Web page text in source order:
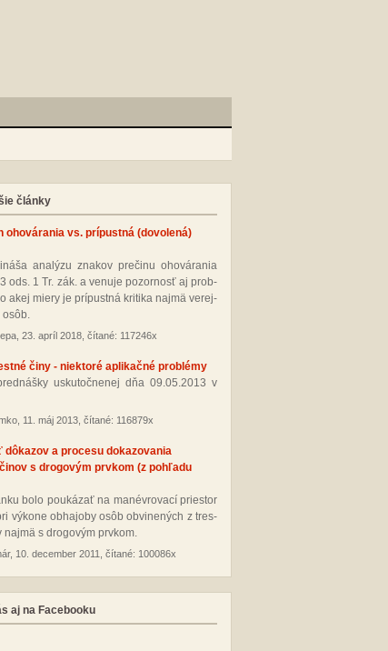
články
ohovárania vs. prípustná (dovolená)
ana­lý­zu zna­kov pre­či­nu oho­vá­ra­nia
ods. 1 Tr. zák. a ve­nu­je po­zor­nosť aj prob­
akej mie­ry je prí­pus­tná kri­ti­ka naj­mä ve­rej­
osôb.
23. apríl 2018, čítané: 117246x
činy - niektoré aplikačné problémy
us­ku­toč­ne­nej dňa 09.05.2013 v
11. máj 2013, čítané: 116879x
dôkazov a procesu dokazovania
s drogovým prvkom (z pohľadu
bo­lo pou­ká­zať na ma­név­ro­va­cí pries­tor
vý­ko­ne ob­ha­jo­by osôb ob­vi­ne­ných z tres­
naj­mä s dro­go­vým pr­vkom.
10. december 2011, čítané: 100086x
aj na Facebooku